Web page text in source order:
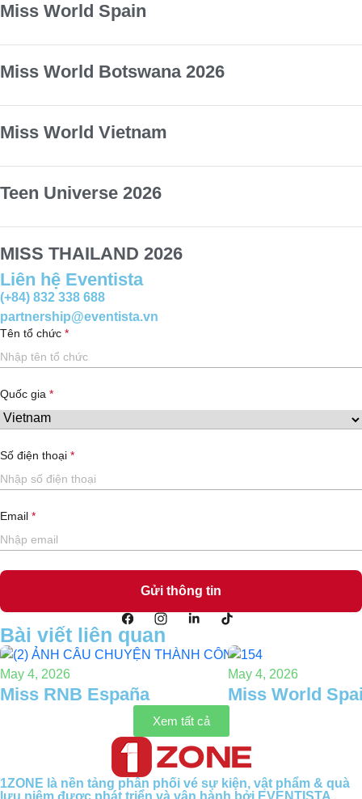
Miss World Spain
Miss World Botswana 2026
Miss World Vietnam
Teen Universe 2026
MISS THAILAND 2026
Liên hệ Eventista
(+84) 832 338 688
partnership@eventista.vn
Tên tổ chức
Quốc gia
Số điện thoại
Email
Bài viết liên quan
May 4, 2026
Miss RNB España
May 4, 2026
Miss World
Xem tất cả
1ZONE là nền tảng phân phối vé sự kiện, vật phẩm & quà
lưu niệm được phát triển và vận hành bởi EVENTISTA,